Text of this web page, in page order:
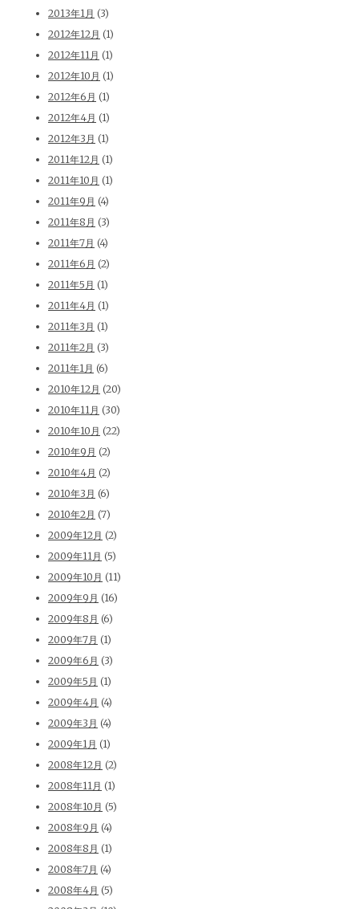
2013年1月 (3)
2012年12月 (1)
2012年11月 (1)
2012年10月 (1)
2012年6月 (1)
2012年4月 (1)
2012年3月 (1)
2011年12月 (1)
2011年10月 (1)
2011年9月 (4)
2011年8月 (3)
2011年7月 (4)
2011年6月 (2)
2011年5月 (1)
2011年4月 (1)
2011年3月 (1)
2011年2月 (3)
2011年1月 (6)
2010年12月 (20)
2010年11月 (30)
2010年10月 (22)
2010年9月 (2)
2010年4月 (2)
2010年3月 (6)
2010年2月 (7)
2009年12月 (2)
2009年11月 (5)
2009年10月 (11)
2009年9月 (16)
2009年8月 (6)
2009年7月 (1)
2009年6月 (3)
2009年5月 (1)
2009年4月 (4)
2009年3月 (4)
2009年1月 (1)
2008年12月 (2)
2008年11月 (1)
2008年10月 (5)
2008年9月 (4)
2008年8月 (1)
2008年7月 (4)
2008年4月 (5)